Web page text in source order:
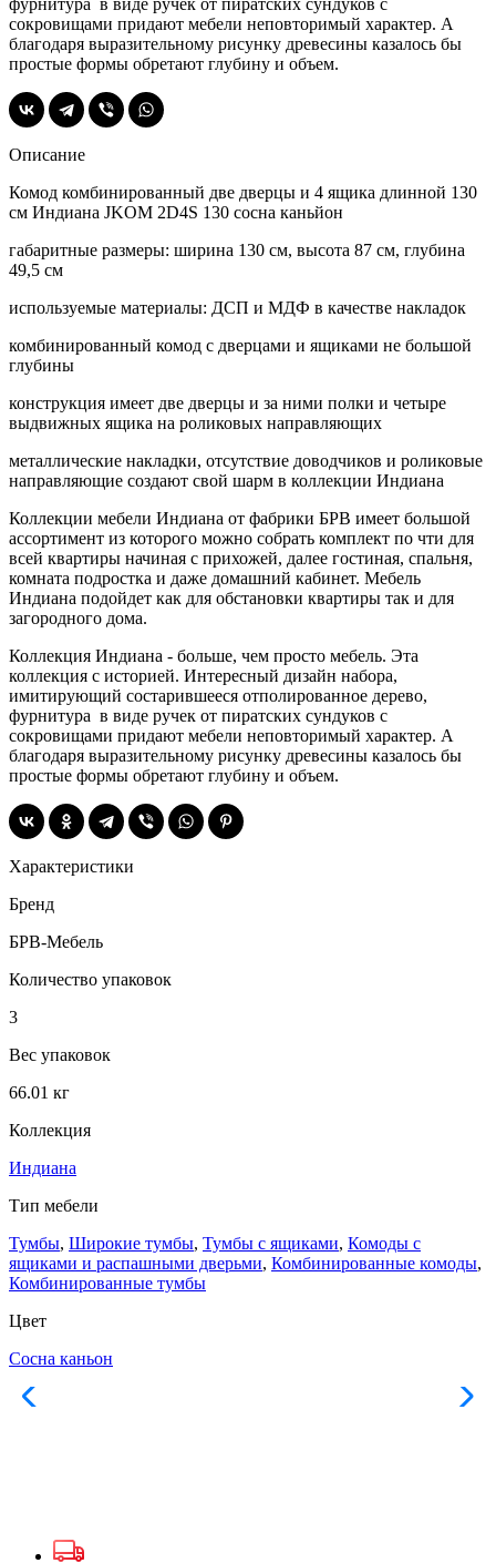
сокровищами придают мебели неповторимый характер. А
благодаря выразительному рисунку древесины казалось бы
простые формы обретают глубину и объем.
Описание
Комод комбинированный две дверцы и 4 ящика длинной 130
см Индиана JKOM 2D4S 130 сосна каньйон
габаритные размеры: ширина 130 см, высота 87 см, глубина
49,5 см
используемые материалы: ДСП и МДФ в качестве накладок
комбинированный комод с дверцами и ящиками не большой
глубины
конструкция имеет две дверцы и за ними полки и четыре
выдвижных ящика на роликовых направляющих
металлические накладки, отсутствие доводчиков и роликовые
направляющие создают свой шарм в коллекции Индиана
Коллекции мебели Индиана от фабрики БРВ имеет большой
ассортимент из которого можно собрать комплект по чти для
всей квартиры начиная с прихожей, далее гостиная, спальня,
комната подростка и даже домашний кабинет. Мебель
Индиана подойдет как для обстановки квартиры так и для
загородного дома.
Коллекция Индиана - больше, чем просто мебель. Эта
коллекция с историей. Интересный дизайн набора,
имитирующий состарившееся отполированное дерево,
фурнитура в виде ручек от пиратских сундуков с
сокровищами придают мебели неповторимый характер. А
благодаря выразительному рисунку древесины казалось бы
простые формы обретают глубину и объем.
Характеристики
Бренд
БРВ-Мебель
Количество упаковок
3
Вес упаковок
66.01 кг
Коллекция
Индиана
Тип мебели
Тумбы, Широкие тумбы, Тумбы с ящиками, Комоды с
ящиками и распашными дверьми, Комбинированные комоды,
Комбинированные тумбы
Цвет
Сосна каньон